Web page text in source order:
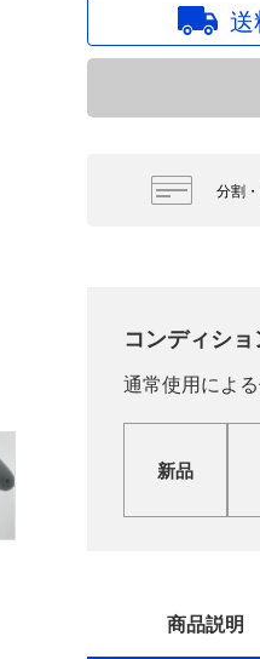
分割
コンディシ
通常使用によ
新品
商品説明